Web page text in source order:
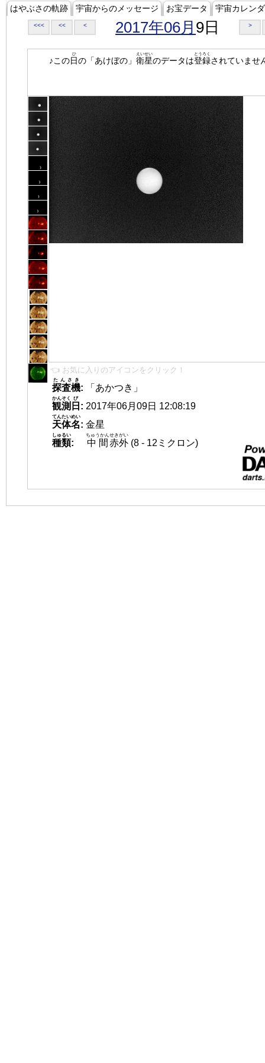
はやぶさの軌跡 宇宙からのメッセージ お宝データ 宇宙カレン
<<< << < 2017年06月 9日 >
♪この日
ひ
の「あけぼの」 衛星
えいせい
のデータは登録
とうろく
されていませ
👈 お気に入りのアイコンをクリック！
探査機
たんさき
:
「あかつき」
観測
かんそく
日
び
: 2017年06月09日 12:08:19
天体名
てんたいめい
: 金星
種類
しゅるい
: 中間
ちゅうかん
赤外
せきがい
(8 - 12ミクロン)